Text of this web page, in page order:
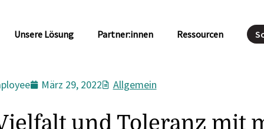
Unsere Lösung Partner:innen Ressourcen
März 29, 2022 Allgemein
und Toleranz mit